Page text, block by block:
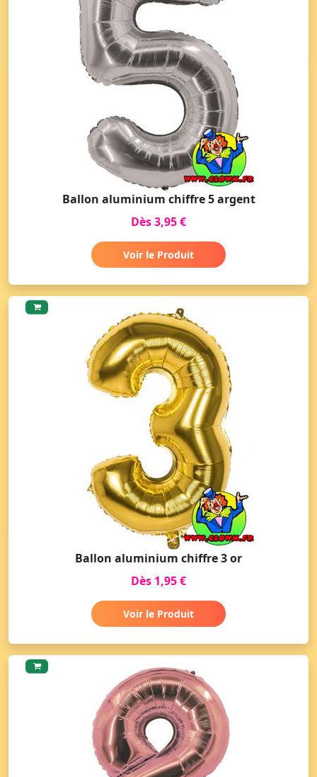
Ballon aluminium chiffre 5 argent
Dès 3,95 €
Voir le Produit
Ballon aluminium chiffre 3 or
Dès 1,95 €
Voir le Produit